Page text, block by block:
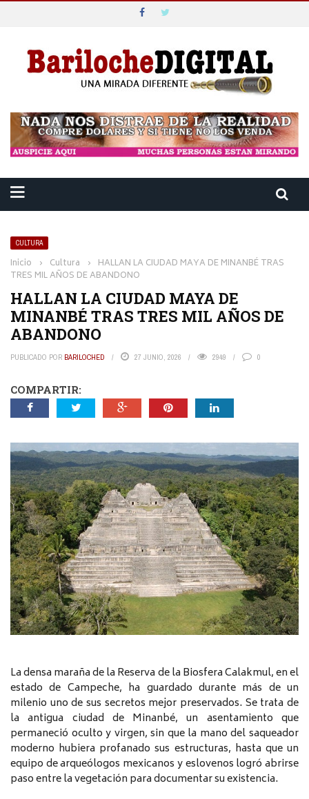
CULTURA
Inicio › Cultura › HALLAN LA CIUDAD MAYA DE MINANBÉ TRAS
TRES MIL AÑOS DE ABANDONO
HALLAN LA CIUDAD MAYA DE
MINANBÉ TRAS TRES MIL AÑOS DE
ABANDONO
PUBLICADO POR BARILOCHED 27 JUNIO, 2026 2949 0
COMPARTIR:
La densa maraña de la Reserva de la Biosfera Calakmul, en el
estado de Campeche, ha guardado durante más de un
milenio uno de sus secretos mejor preservados. Se trata de
la antigua ciudad de Minanbé, un asentamiento que
permaneció oculto y virgen, sin que la mano del saqueador
moderno hubiera profanado sus estructuras, hasta que un
equipo de arqueólogos mexicanos y eslovenos logró abrirse
paso entre la vegetación para documentar su existencia.